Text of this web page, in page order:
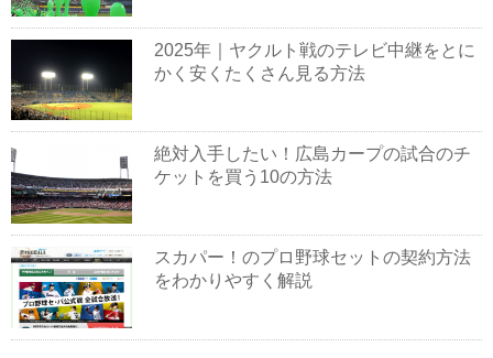
2025年｜ヤクルト戦のテレビ中継をとに
かく安くたくさん見る方法
絶対入手したい！広島カープの試合のチ
ケットを買う10の方法
スカパー！のプロ野球セットの契約方法
をわかりやすく解説